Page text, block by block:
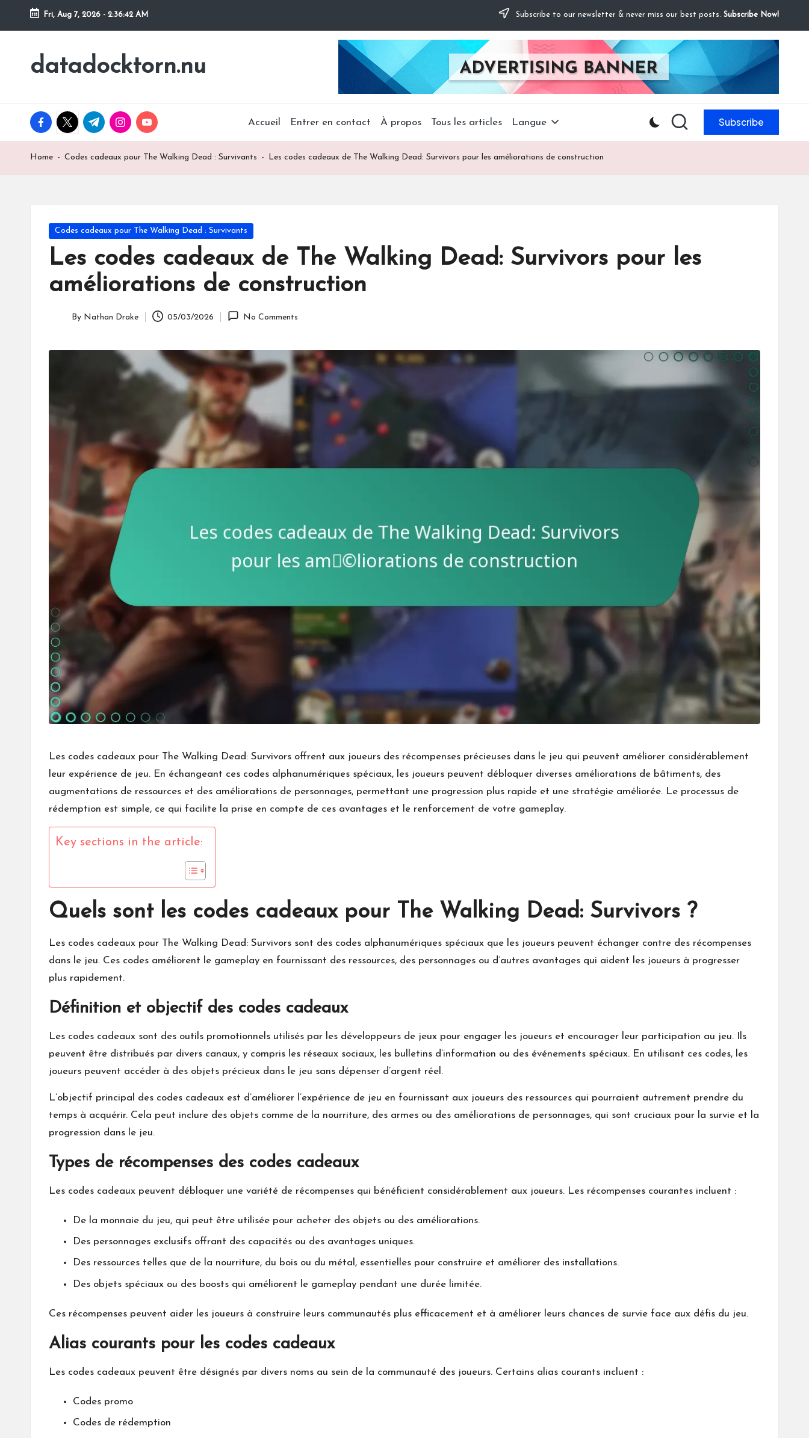
Skip
content
Fri, Aug 7, 2026 - 2:36:44 AM Subscribe to our newsletter & never miss our best posts. Subscribe Now!
datadocktorn.nu
facebook.com
twitter.com
t.me instagram.com
youtube.com Accueil Entrer en contact À propos Tous les articles Langue Subscribe
Home - Codes cadeaux pour The Walking Dead : Survivants - Les codes cadeaux de The Walking Dead: Survivors pour les améliorations de construction
Posted
in
Codes cadeaux pour The Walking Dead : Survivants
Les codes cadeaux de The Walking Dead: Survivors pour les
améliorations de construction
By Nathan Drake 05/03/2026 No Comments
Les codes cadeaux pour The Walking Dead: Survivors offrent aux joueurs des récompenses précieuses dans le jeu qui peuvent améliorer considérablement
leur expérience de jeu. En échangeant ces codes alphanumériques spéciaux, les joueurs peuvent débloquer diverses améliorations de bâtiments, des
augmentations de ressources et des améliorations de personnages, permettant une progression plus rapide et une stratégie améliorée. Le processus de
rédemption est simple, ce qui facilite la prise en compte de ces avantages et le renforcement de votre gameplay.
Key sections in the article:
Quels sont les codes cadeaux pour The Walking Dead: Survivors ?
Les codes cadeaux pour The Walking Dead: Survivors sont des codes alphanumériques spéciaux que les joueurs peuvent échanger contre des récompenses
dans le jeu. Ces codes améliorent le gameplay en fournissant des ressources, des personnages ou d’autres avantages qui aident les joueurs à progresser
plus rapidement.
Définition et objectif des codes cadeaux
Les codes cadeaux sont des outils promotionnels utilisés par les développeurs de jeux pour engager les joueurs et encourager leur participation au jeu. Ils
peuvent être distribués par divers canaux, y compris les réseaux sociaux, les bulletins d’information ou des événements spéciaux. En utilisant ces codes, les
joueurs peuvent accéder à des objets précieux dans le jeu sans dépenser d’argent réel.
L’objectif principal des codes cadeaux est d’améliorer l’expérience de jeu en fournissant aux joueurs des ressources qui pourraient autrement prendre du
temps à acquérir. Cela peut inclure des objets comme de la nourriture, des armes ou des améliorations de personnages, qui sont cruciaux pour la survie et la
progression dans le jeu.
Types de récompenses des codes cadeaux
Les codes cadeaux peuvent débloquer une variété de récompenses qui bénéficient considérablement aux joueurs. Les récompenses courantes incluent :
De la monnaie du jeu, qui peut être utilisée pour acheter des objets ou des améliorations.
Des personnages exclusifs offrant des capacités ou des avantages uniques.
Des ressources telles que de la nourriture, du bois ou du métal, essentielles pour construire et améliorer des installations.
Des objets spéciaux ou des boosts qui améliorent le gameplay pendant une durée limitée.
Ces récompenses peuvent aider les joueurs à construire leurs communautés plus efficacement et à améliorer leurs chances de survie face aux défis du jeu.
Alias courants pour les codes cadeaux
Les codes cadeaux peuvent être désignés par divers noms au sein de la communauté des joueurs. Certains alias courants incluent :
Codes promo
Codes de rédemption